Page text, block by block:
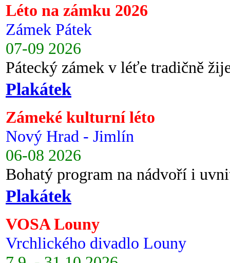
Léto na zámku 2026
Zámek Pátek
07-09 2026
Pátecký zámek v léťe tradičně
Plakátek
Zámeké kulturní léto
Nový Hrad - Jimlín
06-08 2026
Bohatý program na nádvoří i
Plakátek
VOSA Louny
Vrchlického divadlo Louny